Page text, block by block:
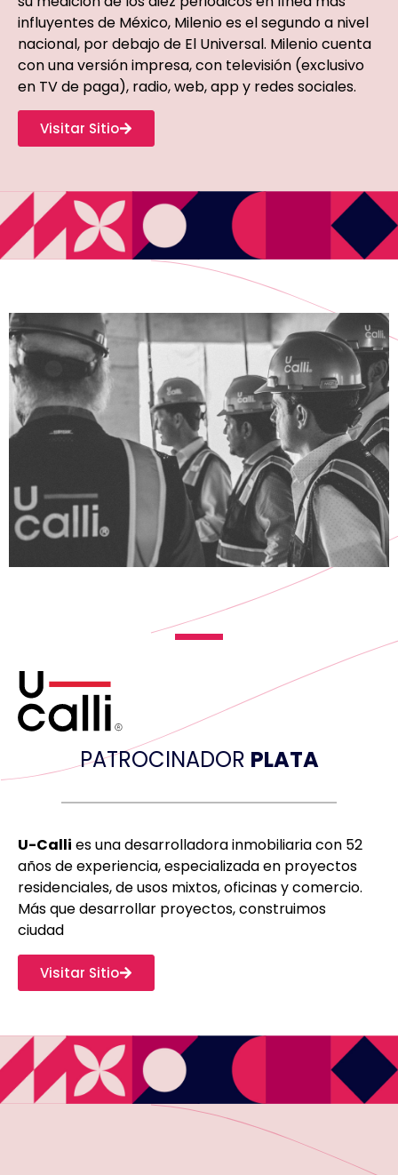
influyentes de México, Milenio es el segundo a nivel
nacional, por debajo de El Universal. Milenio cuenta
con una versión impresa, con televisión (exclusivo
en TV de paga), radio, web, app y redes sociales.
Visitar Sitio
PATROCINADOR PLATA
U-Calli es una desarrolladora inmobiliaria con 52
años de experiencia, especializada en proyectos
residenciales, de usos mixtos, oficinas y comercio.
Más que desarrollar proyectos, construimos
ciudad
Visitar Sitio